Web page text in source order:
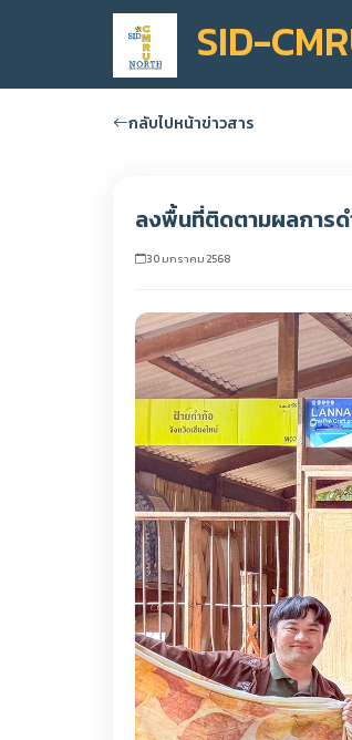
SID-
กลับไปหน้าข่าวสาร
ลงพื้นที่ติดตามผลการ
30 มกราคม 2568